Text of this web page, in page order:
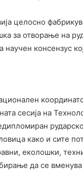
целосно
за отворање на
научен консензус
сесија на
како и сите
еколошки,
да се вменува